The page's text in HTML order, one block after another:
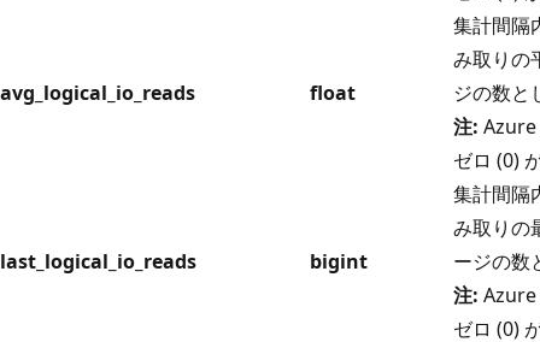
avg_logical_io_reads float
集計間隔
み取りの
ジの数と
注: Azure
ゼロ (0)
last_logical_io_reads bigint
集計間隔
み取りの
ージの数
注: Azure
ゼロ (0)